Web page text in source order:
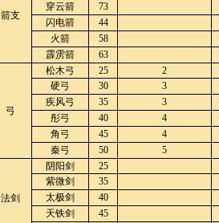
箭支
穿云箭
73
闪电箭
44
火箭
58
霹雳箭
63
弓
松木弓 25 2
硬弓
30 3
疾风弓
35 3
彤弓
40 4
角弓
45 4
秦弓
50 5
法剑
阴阳剑 25
紫微剑
35
太极剑
40
天铁剑
45